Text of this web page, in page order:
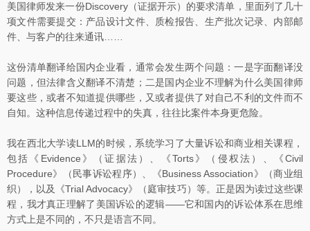
美国律师发来一份Discovery（证据开示）的要求清单，里面列了几十
项文件需要提交：产品设计文件、质检报告、生产批次记录、内部邮
件、与客户的往来通讯……
这份清单翻译给国内企业看，通常会发生两个问题：一是字面翻译没
问题，但法律含义翻译不清楚；二是国内企业不理解为什么美国律师
要这些，或者不知道提供哪些，又或者提供了对自己不利的文件而不
自知。这种信息传递过程中的失真，往往比案件本身更危险。
我在西北大学读LLM的时候，系统学习了大量诉讼和商业相关课程，
包括《Evidence》（证据法）、《Torts》（侵权法）、《Civil
Procedure》（民事诉讼程序）、《Business Association》（商业组
织），以及《Trial Advocacy》（庭审技巧）等。正是因为读过这些课
程，我才真正理解了美国诉讼的逻辑——它和国内的诉讼体系在思维
方式上是不同的，不只是语言不同。